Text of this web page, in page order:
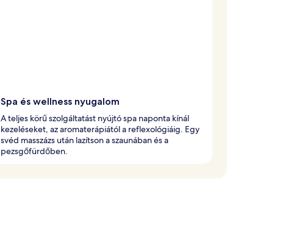
Spa és wellness nyugalom
A teljes körű szolgáltatást nyújtó spa naponta kínál
kezeléseket, az aromaterápiától a reflexológiáig. Egy
svéd masszázs után lazítson a szaunában és a
pezsgőfürdőben.